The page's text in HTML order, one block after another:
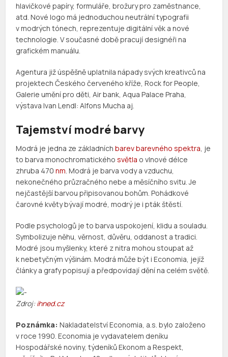
hlavičkové papíry, formuláře, brožury pro zaměstnance,
atd. Nové logo má jednoduchou neutrální typografii
v modrých tónech, reprezentuje digitální věk a nové
technologie. V současné době pracují designéři na
grafickém manuálu.
Agentura již úspěšně uplatnila nápady svých kreativců na
projektech Českého červeného kříže, Rock for People,
Galerie umění pro děti, Air bank, Aqua Palace Praha,
výstava Ivan Lendl: Alfons Mucha aj.
Tajemství modré barvy
Modrá je jedna ze základníchbarevbarevného spektra , je
to barva monochromatickéhosvětla o vlnové délce
zhruba 470nm . Modrá je barva vody a vzduchu,
nekonečného průzračného nebe a měsíčního svitu. Je
nejčastější barvou připisovanou bohům. Pohádkové
čarovné květy bývají modré, modrý je i pták štěstí.
Podle psychologů je to barva uspokojení, klidu a souladu.
Symbolizuje něhu, věrnost, důvěru, oddanost a tradici.
Modré jsou myšlenky, které z nitra mohou stoupat až
k nebetyčným výšinám. Modrá může být i Economia, jejíž
články a grafy popisují a předpovídají dění na celém světě.
Zdroj:ihned.cz
Poznámka:Nakladatelství Economia, a.s. bylo založeno
v roce 1990. Economia je vydavatelem deníku
Hospodářské noviny, týdeníků Ekonom a Respekt,